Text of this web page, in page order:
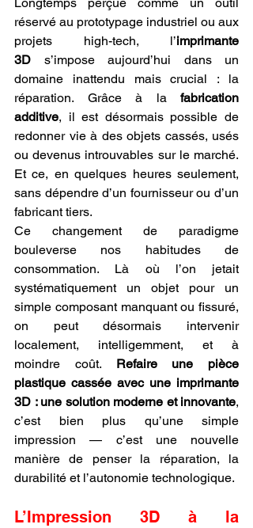
Longtemps perçue comme un outil
réservé au prototypage industriel ou aux
projets high-tech, l’imprimante
3D s’impose aujourd’hui dans un
domaine inattendu mais crucial : la
réparation. Grâce à la fabrication
additive, il est désormais possible de
redonner vie à des objets cassés, usés
ou devenus introuvables sur le marché.
Et ce, en quelques heures seulement,
sans dépendre d’un fournisseur ou d’un
fabricant tiers.
Ce changement de paradigme
bouleverse nos habitudes de
consommation. Là où l’on jetait
systématiquement un objet pour un
simple composant manquant ou fissuré,
on peut désormais intervenir
localement, intelligemment, et à
moindre coût. Refaire une pièce
plastique cassée avec une imprimante
3D : une solution moderne et innovante,
c’est bien plus qu’une simple
impression — c’est une nouvelle
manière de penser la réparation, la
durabilité et l’autonomie technologique.
L’Impression 3D à la